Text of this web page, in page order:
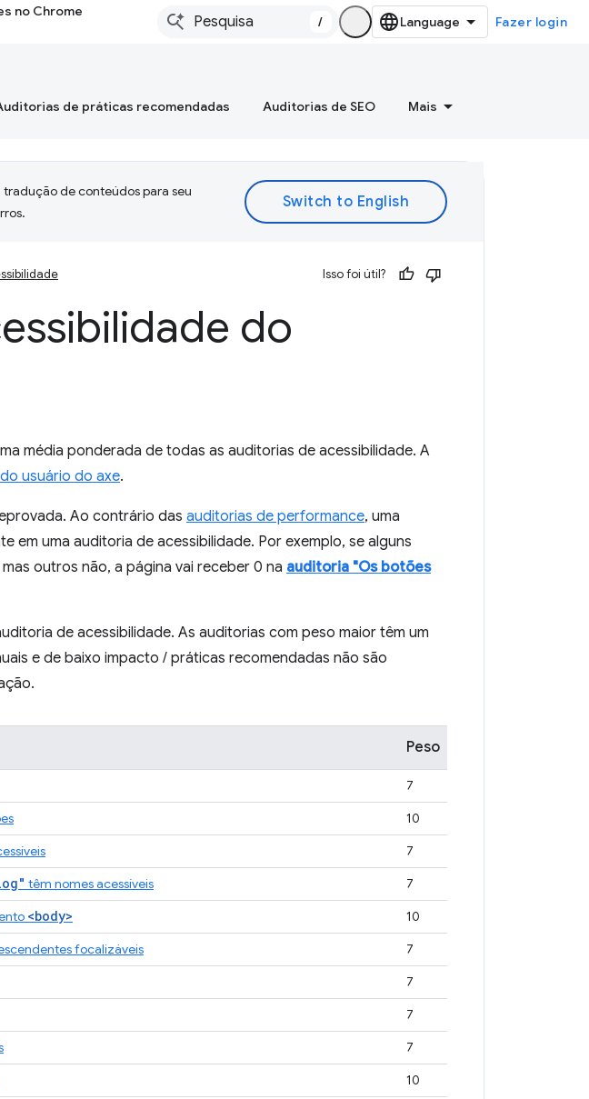
no Chrome
/ Fazer login
de práticas recomendadas Auditorias de SEO Mais
de conteúdos para seu
Isso foi útil?
do
média ponderada de todas as auditorias de acessibilidade. A
usuário do axe.
Ao contrário das auditorias de performance, uma
em uma auditoria de acessibilidade. Por exemplo, se alguns
outros não, a página vai receber 0 na auditoria "Os botões
de acessibilidade. As auditorias com peso maior têm um
e de baixo impacto / práticas recomendadas não são
Peso
7
10
7
têm nomes acessíveis 7
<body>
10
focalizáveis
7
7
7
7
10